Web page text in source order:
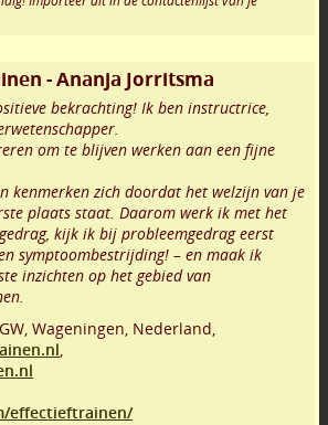
- Ananja Jorritsma
bekrachting! Ik ben instructrice,
om te blijven werken aan een fijne
kenmerken zich doordat het welzijn van je
plaats staat. Daarom werk ik met het
kijk ik bij probleemgedrag eerst
symptoombestrijding! – en maak ik
inzichten op het gebied van
, Wageningen, Nederland,
,
effectieftrainen/